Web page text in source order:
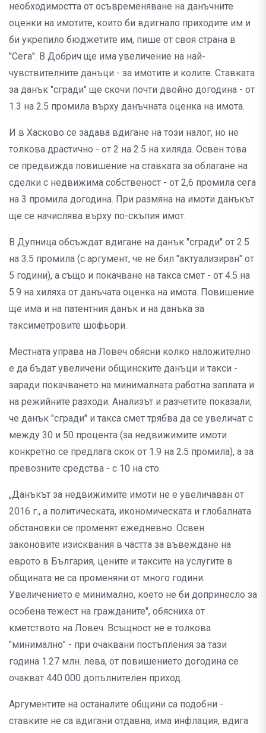
необходимостта от осъвременяване на данъчните
оценки на имотите, които би вдигнало приходите им и
би укрепило бюджетите им, пише от своя страна в
"Сега". В Добрич ще има увеличение на най-
чувствителните данъци - за имотите и колите. Ставката
за данък "сгради" ще скочи почти двойно догодина - от
1.3 на 2.5 промила върху данъчната оценка на имота.
И в Хасково се задава вдигане на този налог, но не
толкова драстично - от 2 на 2.5 на хиляда. Освен това
се предвижда повишение на ставката за облагане на
сделки с недвижима собственост - от 2,6 промила сега
на 3 промила догодина. При размяна на имоти данъкът
ще се начислява върху по-скъпия имот.
В Дупница обсъждат вдигане на данък "сгради" от 2.5
на 3.5 промила (с аргумент, че не бил "актуализиран" от
5 години), а също и покачване на такса смет - от 4.5 на
5.9 на хиляха от данъчата оценка на имота. Повишение
ще има и на патентния данък и на данъка за
таксиметровите шофьори.
Местната управа на Ловеч обясни колко наложително
е да бъдат увеличени общинските данъци и такси -
заради покачването на минималната работна заплата и
на режийните разходи. Анализът и разчетите показали,
че данък "сгради" и такса смет трябва да се увеличат с
между 30 и 50 процента (за недвижимите имоти
конкретно се предлага скок от 1.9 на 2.5 промила), а за
превозните средства - с 10 на сто.
„Данъкът за недвижимите имоти не е увеличаван от
2016 г., а политическата, икономическата и глобалната
обстановки се променят ежедневно. Освен
законовите изисквания в частта за въвеждане на
еврото в България, цените и таксите на услугите в
общината не са променяни от много години.
Увеличението е минимално, което не би допринесло за
особена тежест на гражданите", обясниха от
кметството на Ловеч. Всъщност не е толкова
"минимално" - при очаквани постъпления за тази
година 1.27 млн. лева, от повишението догодина се
очакват 440 000 допълнителен приход.
Аргументите на останалите общини са подобни -
ставките не са вдигани отдавна, има инфлация, вдига